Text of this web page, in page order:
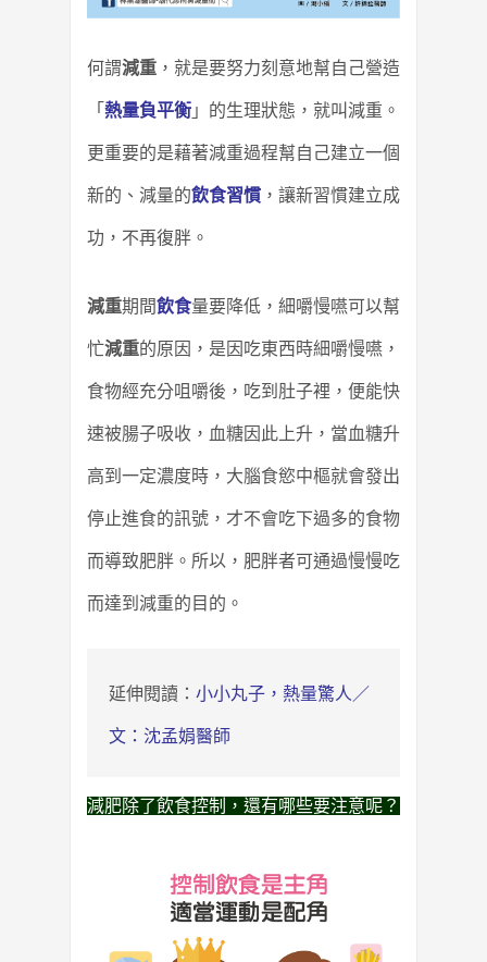
何謂減重 ，就是要努力刻意地幫自己營造
「 熱量負平衡 」的生理狀態，就叫減重。
更重要的是藉著減重過程幫自己建立一個
新的、減量的飲食習慣 ，讓新習慣建立成
功，不再復胖。
減重期間飲食量要降低，細嚼慢嚥可以幫
忙減重的原因， 是因吃東西時細嚼慢嚥，
食物經充分咀嚼後，吃到肚子裡，便能快
速被腸子吸收，血糖因此上升， 當血糖升
高到一定濃度時，大腦食慾中樞就會發出
停止進食的訊號，才不會吃下過多的食物
而導致肥胖。 所以，肥胖者可通過慢慢吃
而達到減重的目的。
延伸閱讀： 小小丸子，熱量驚人／
文：沈孟娟醫師
減肥除了飲食控制，還有哪些要注意呢？